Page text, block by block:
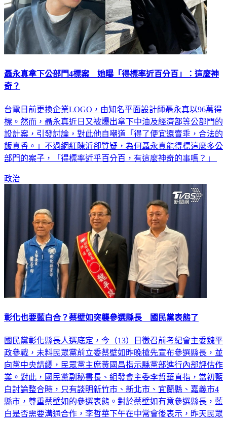
聶永真拿下公部門4標案 她曝「得標率近百分百」：這麼神
奇？
台電日前更換企業LOGO，由知名平面設計師聶永真以96萬得
標。然而，聶永真近日又被爆出拿下中油及經濟部等公部門的
設計案，引發討論，對此他自嘲道「得了便宜還賣乖，合法的
飯真香。」不過網紅陳沂卻質疑，為何聶永真能得標這麼多公
部門的案子，「得標率近乎百分百，有這麼神奇的事嗎？」
政治
彰化也要藍白合？蔡壁如突襲參選縣長 國民黨表態了
國民黨彰化縣長人選底定，今（13）日徵召前考紀會主委魏平
政參戰，未料民眾黨前立委蔡壁如昨晚搶先宣布參選縣長，並
向黨中央請纓，民眾黨主席黃國昌指示縣黨部進行內部評估作
業。對此，國民黨副秘書長、組發會主委李哲華直指，當初藍
白討論整合時，只有談明新竹市、新北市、宜蘭縣、嘉義市4
縣市，尊重蔡壁如的參選表態。對於蔡壁如有意參選縣長，藍
白是否需要溝通合作，李哲華下午在中常會後表示，昨天民眾